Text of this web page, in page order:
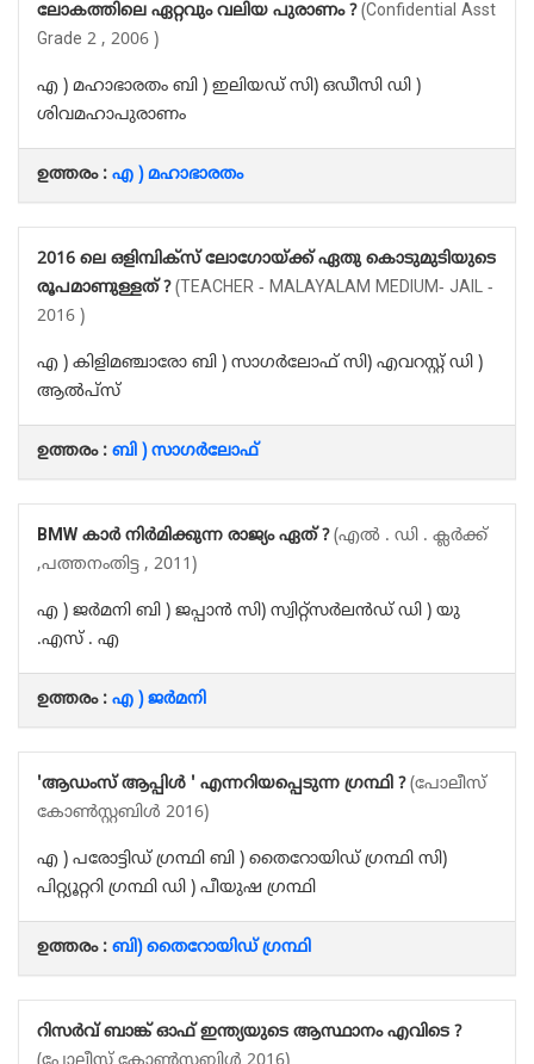
ലോകത്തിലെ ഏറ്റവും വലിയ പുരാണം ?(Confidential Asst
Grade 2 , 2006 )
എ ) മഹാഭാരതം ബി ) ഇലിയഡ് സി) ഒഡീസി ഡി )
ശിവമഹാപുരാണം
ഉത്തരം : എ ) മഹാഭാരതം
2016 ലെ ഒളിമ്പിക്സ് ലോഗോയ്ക്ക് ഏതു കൊടുമുടിയുടെ
രൂപമാണുള്ളത് ?(TEACHER - MALAYALAM MEDIUM- JAIL -
2016 )
എ ) കിളിമഞ്ചാരോ ബി ) സാഗർലോഫ് സി) എവറസ്റ്റ് ഡി )
ആൽപ്സ്
ഉത്തരം : ബി ) സാഗർലോഫ്
BMW കാർ നിർമിക്കുന്ന രാജ്യം ഏത് ?(എൽ . ഡി . ക്ലർക്ക്
,പത്തനംതിട്ട , 2011)
എ ) ജർമനി ബി ) ജപ്പാൻ സി) സ്വിറ്റ്സർലൻഡ് ഡി ) യു
.എസ് . എ
ഉത്തരം : എ ) ജർമനി
'ആഡംസ് ആപ്പിൾ ' എന്നറിയപ്പെടുന്ന ഗ്രന്ഥി ?(പോലീസ്
കോൺസ്റ്റബിൾ 2016)
എ ) പരോട്ടിഡ് ഗ്രന്ഥി ബി ) തൈറോയിഡ് ഗ്രന്ഥി സി)
പിറ്റ്യൂറ്ററി ഗ്രന്ഥി ഡി ) പീയുഷ ഗ്രന്ഥി
ഉത്തരം : ബി) തൈറോയിഡ് ഗ്രന്ഥി
റിസർവ് ബാങ്ക് ഓഫ് ഇന്ത്യയുടെ ആസ്ഥാനം എവിടെ ?